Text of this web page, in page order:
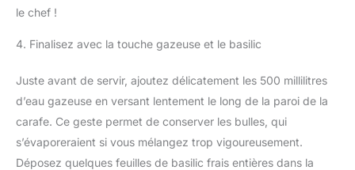
le chef !
4. Finalisez avec la touche gazeuse et le basilic
Juste avant de servir, ajoutez délicatement les 500 millilitres
d’eau gazeuse en versant lentement le long de la paroi de la
carafe. Ce geste permet de conserver les bulles, qui
s’évaporeraient si vous mélangez trop vigoureusement.
Déposez quelques feuilles de basilic frais entières dans la